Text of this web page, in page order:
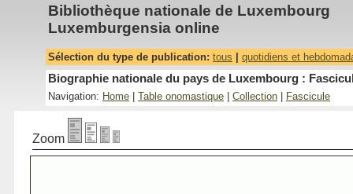
Bibliothèque nationale de Luxembourg
Luxemburgensia online
Sélection du type de publication: tous quotidiens et
Biographie nationale du pays de Luxembourg :
Navigation: Home Table onomastique Collection Fascicule
Zoom